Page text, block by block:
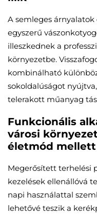
A semleges
egyszerű
illeszkednek a
környezetbe.
kombinálható
sokoldalúságot
telerakott műanyag
Funkcionális
városi
életmód mellett
Megerősített terhelési
kezelések ellenállóvá
napi használattal
lehetővé teszik a